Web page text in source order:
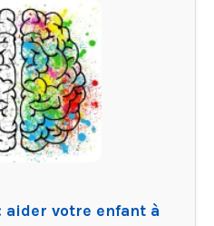
aider votre enfant à